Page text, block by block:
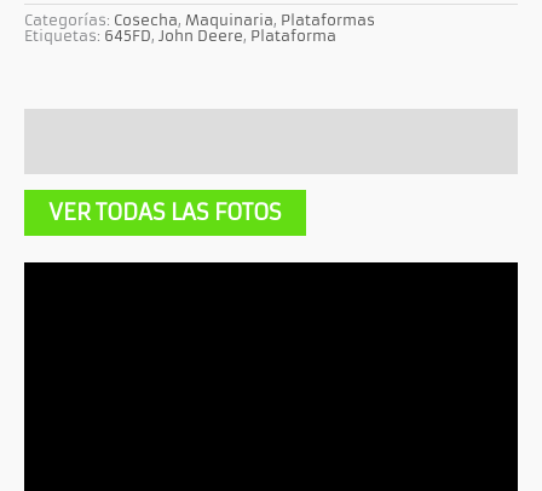
Categorías: Cosecha, Maquinaria, Plataformas
Etiquetas: 645FD, John Deere, Plataforma
VER TODAS LAS FOTOS